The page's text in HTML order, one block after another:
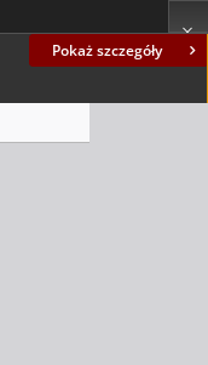
Pokaż szczegóły